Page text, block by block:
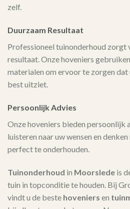
zelf.
Duurzaam Resultaat
Professioneel tuinonderhoud zorgt
resultaat. Onze hoveniers
materialen om ervoor te zorgen
best uitziet.
Persoonlijk Advies
Onze hoveniers bieden persoonlijk
luisteren naar uw wensen en
perfect te onderhouden.
Tuinonderhoud in Moorslede is
tuin in topconditie te houden. Bij
vindt u de beste hoveniers en